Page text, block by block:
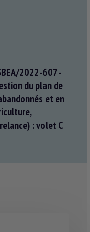
2022-607 -
du plan de
et en
: volet C